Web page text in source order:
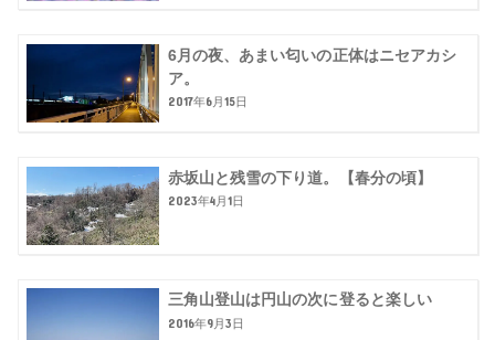
6月の夜、あまい匂いの正体はニセアカシ
ア。
2017年6月15日
赤坂山と残雪の下り道。【春分の頃】
2023年4月1日
三角山登山は円山の次に登ると楽しい
2016年9月3日